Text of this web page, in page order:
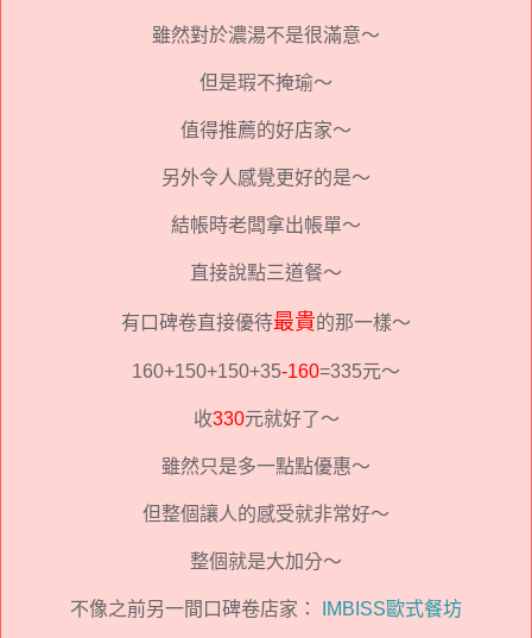
雖然對於濃湯不是很滿意～
但是瑕不掩瑜～
值得推薦的好店家～
另外令人感覺更好的是～
結帳時老闆拿出帳單～
直接說點三道餐～
有口碑卷直接優待最貴的那一樣～
160+150+150+35-160=335元～
收330元就好了～
雖然只是多一點點優惠～
但整個讓人的感受就非常好～
整個就是大加分～
不像之前另一間口碑卷店家： IMBISS歐式餐坊